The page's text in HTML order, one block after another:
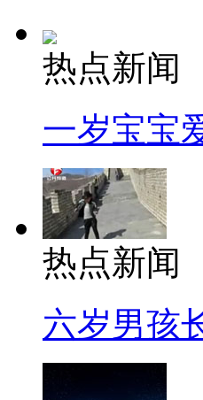
热点新闻
一岁宝宝
热点新闻
六岁男孩